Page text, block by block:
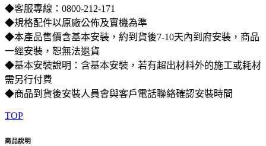
◆客服專線：0800-212-171
◆規格配件以原廠公佈及實機為準
◆本產品售價含基本安裝，約到貨後7-10天內到府安裝，商品
一經安裝，恕無法退貨
◆基本安裝說明：含基本安裝，若有超出材料外的施工或耗材
需另行付費
◆商品到貨後安裝人員會與客戶電話聯絡確認安裝時間
TOP
商品說明